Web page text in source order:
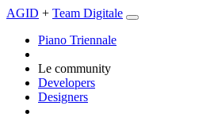
AGID + Team Digitale
Piano Triennale
Le community
Developers
Designers